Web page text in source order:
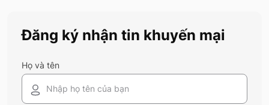
năm nay nhé!
Đăng ký nhận tin khuyến mại
Họ và tên